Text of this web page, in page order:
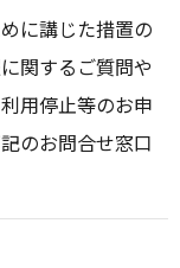
に講じた措置の
関するご質問や
用停止等のお申
のお問合せ窓口